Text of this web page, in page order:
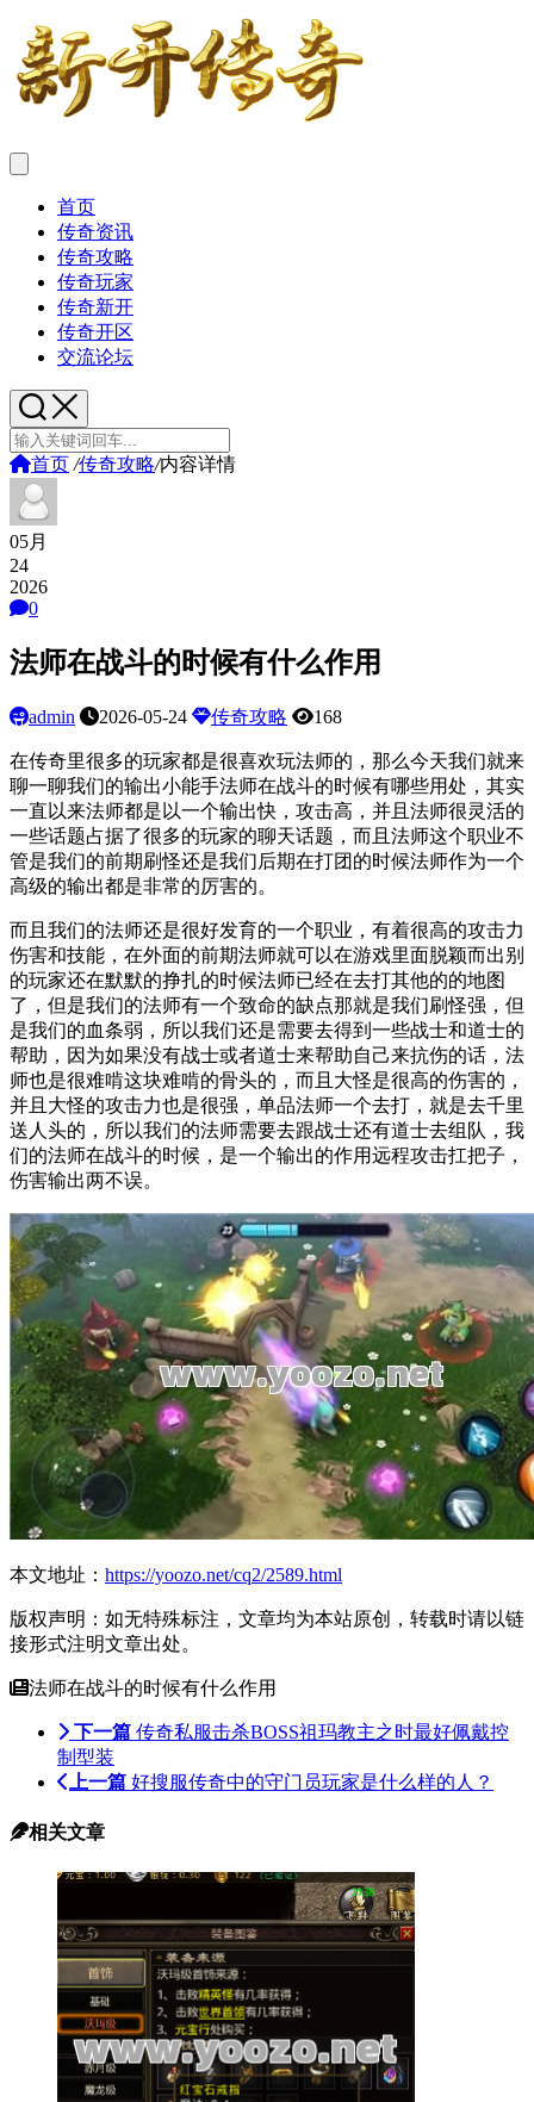
首页
传奇资讯
传奇攻略
传奇玩家
传奇新开
传奇开区
交流论坛
首页 /传奇攻略/内容详情
05月
24
2026
0
法师在战斗的时候有什么作用
admin 2026-05-24 传奇攻略 168
在传奇里很多的玩家都是很喜欢玩法师的，那么今天我们就来
聊一聊我们的输出小能手法师在战斗的时候有哪些用处，其实
一直以来法师都是以一个输出快，攻击高，并且法师很灵活的
一些话题占据了很多的玩家的聊天话题，而且法师这个职业不
管是我们的前期刷怪还是我们后期在打团的时候法师作为一个
高级的输出都是非常的厉害的。
而且我们的法师还是很好发育的一个职业，有着很高的攻击力
伤害和技能，在外面的前期法师就可以在游戏里面脱颖而出别
的玩家还在默默的挣扎的时候法师已经在去打其他的的地图
了，但是我们的法师有一个致命的缺点那就是我们刷怪强，但
是我们的血条弱，所以我们还是需要去得到一些战士和道士的
帮助，因为如果没有战士或者道士来帮助自己来抗伤的话，法
师也是很难啃这块难啃的骨头的，而且大怪是很高的伤害的，
并且大怪的攻击力也是很强，单品法师一个去打，就是去千里
送人头的，所以我们的法师需要去跟战士还有道士去组队，我
们的法师在战斗的时候，是一个输出的作用远程攻击扛把子，
伤害输出两不误。
本文地址： https://yoozo.net/cq2/2589.html
版权声明：如无特殊标注，文章均为本站原创，转载时请以链
接形式注明文章出处。
法师在战斗的时候有什么作用
下一篇 传奇私服击杀BOSS祖玛教主之时最好佩戴控
制型装
上一篇 好搜服传奇中的守门员玩家是什么样的人？
相关文章